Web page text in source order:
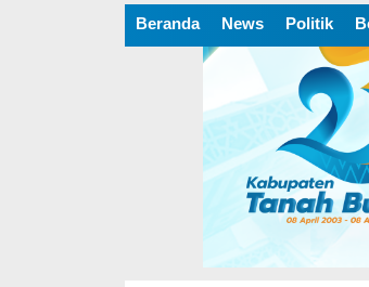
Beranda News Politik